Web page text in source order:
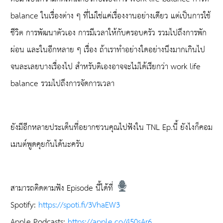
balance ในเรื่องต่าง ๆ ที่ไม่ใช่แค่เรื่องงานอย่างเดียว แต่เป็นการใช้
ชีวิต การพัฒนาตัวเอง การมีเวลาให้กับครอบครัว รวมไปถึงการพัก
ผ่อน และในอีกหลาย ๆ เรื่อง ถ้าเราทำอย่างใดอย่างนึงมากเกินไป
จนละเลยบางเรื่องไป สำหรับติเองอาจจะไม่ได้เรียกว่า work life
balance รวมไปถึงการจัดการเวลา
ยังมีอีกหลายประเด็นที่อยากชวนคุณไปฟังใน TNL Ep.นี้ ยังไงก็คอม
เมนต์พูดคุยกันได้นะครับ
สามารถติดตามฟัง Episode นี้ได้ที่
Spotify: https://spoti.fi/3VhaEW3